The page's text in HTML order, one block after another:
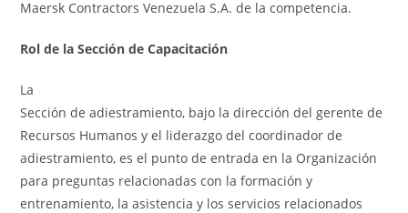
Maersk Contractors Venezuela S.A. de la competencia.
Rol de la Sección de Capacitación
La
Sección de adiestramiento, bajo la dirección del gerente de
Recursos Humanos y el liderazgo del coordinador de
adiestramiento, es el punto de entrada en la Organización
para preguntas relacionadas con la formación y
entrenamiento, la asistencia y los servicios relacionados